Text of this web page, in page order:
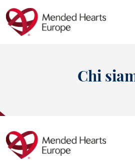
contenuto
malattie cardiovascolari. Scoprite
essere uno strumento potente nel
Indietro
Amiloidosi AL
patologie cardiache in tutta Europa
Indietro
Amiloidosi AL
Chi